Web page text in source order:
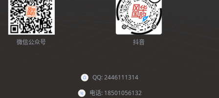
微信公众号 抖音
QQ: 2446111314
电话: 18501056132